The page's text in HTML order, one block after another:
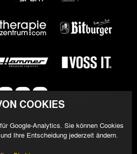
COOKIES
Google-Analytics. Sie können Cookies
Ihre Entscheidung jederzeit ändern.